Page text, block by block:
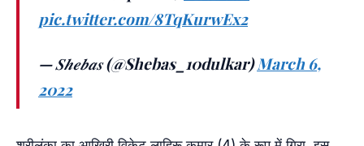
pic.twitter.com/8TqKurwEx2
— 𝑺𝒉𝒆𝒃𝒂𝒔 (@Shebas_10dulkar)March 6,
2022